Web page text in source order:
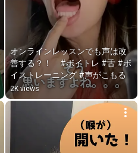
オンラインレッスンでも声は改
善する？！　#ボイトレ #舌 #ボ
イストレーニング #声がこもる
2K views